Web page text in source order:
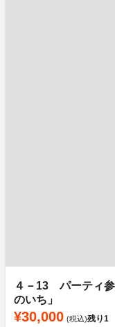
４－13 パーティ
のいち」
¥30,000 (税込)残り1